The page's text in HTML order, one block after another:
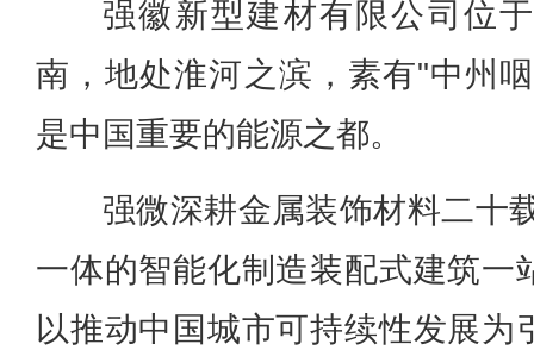
强徽新型建材有限公司位
南，地处淮河之滨，素有"中州
是中国重要的能源之都。
强微深耕金属装饰材料二十
一体的智能化制造装配式建筑一
以推动中国城市可持续性发展为